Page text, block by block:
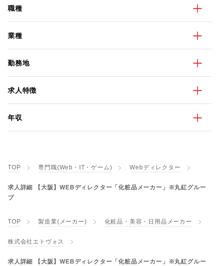
職種
業種
勤務地
求人特徴
年収
TOP 専門職(Web・IT・ゲーム) Webディレクター
求人詳細 【大阪】WEBディレクター「化粧品メーカー」※丸紅グルー
プ
TOP 製造業(メーカー) 化粧品・美容・日用品メーカー
株式会社エトヴォス
求人詳細 【大阪】WEBディレクター「化粧品メーカー」※丸紅グルー